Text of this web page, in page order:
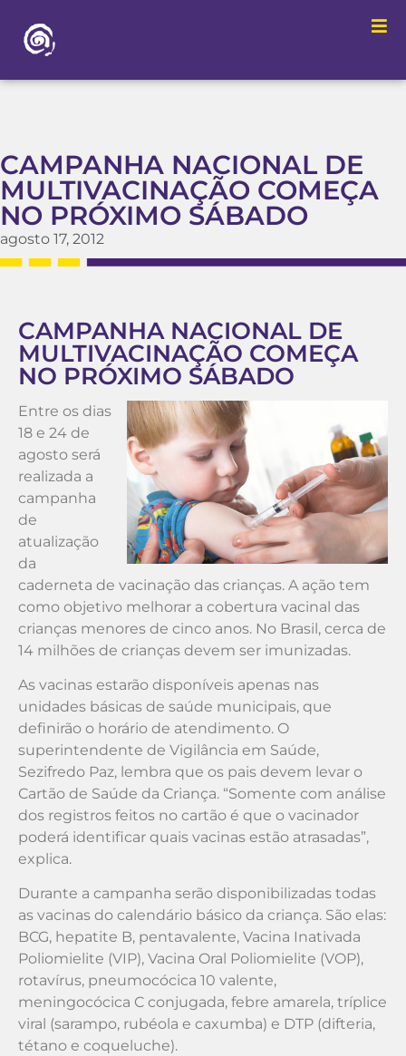
CAMPANHA NACIONAL DE
MULTIVACINAÇÃO COMEÇA
NO PRÓXIMO SÁBADO
agosto 17, 2012
CAMPANHA NACIONAL DE
MULTIVACINAÇÃO COMEÇA
NO PRÓXIMO SÁBADO
Entre os dias
18 e 24 de
agosto será
realizada a
campanha
de
atualização
da
caderneta de vacinação das crianças. A ação tem
como objetivo melhorar a cobertura vacinal das
crianças menores de cinco anos. No Brasil, cerca de
14 milhões de crianças devem ser imunizadas.
As vacinas estarão disponíveis apenas nas
unidades básicas de saúde municipais, que
definirão o horário de atendimento. O
superintendente de Vigilância em Saúde,
Sezifredo Paz, lembra que os pais devem levar o
Cartão de Saúde da Criança. “Somente com análise
dos registros feitos no cartão é que o vacinador
poderá identificar quais vacinas estão atrasadas”,
explica.
Durante a campanha serão disponibilizadas todas
as vacinas do calendário básico da criança. São elas:
BCG, hepatite B, pentavalente, Vacina Inativada
Poliomielite (VIP), Vacina Oral Poliomielite (VOP),
rotavírus, pneumocócica 10 valente,
meningocócica C conjugada, febre amarela, tríplice
viral (sarampo, rubéola e caxumba) e DTP (difteria,
tétano e coqueluche).